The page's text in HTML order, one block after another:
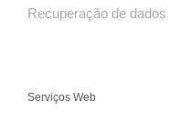
Recuperação de dados
Serviços Web